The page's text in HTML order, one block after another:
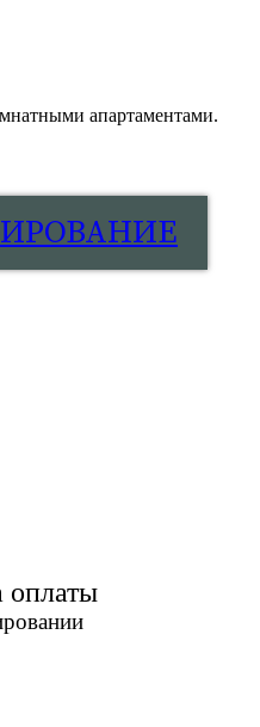
апартаментами.
оплаты